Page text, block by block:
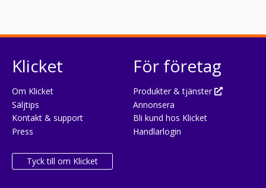
Klicket
Om Klicket
Säljtips
Kontakt & support
Press
Tyck till om Klicket
För företag
Produkter & tjänster
Annonsera
Bli kund hos Klicket
Handlarlogin